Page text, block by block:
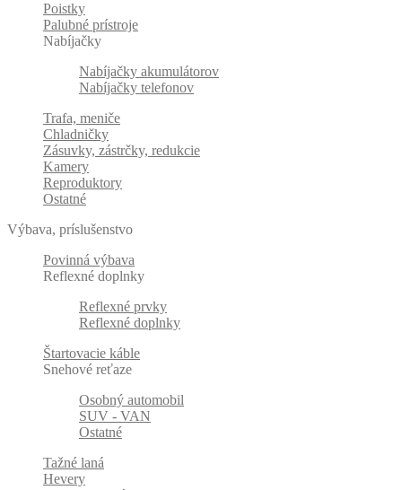
Poistky
Palubné prístroje
Nabíjačky
Nabíjačky akumulátorov
Nabíjačky telefonov
Trafa, meniče
Chladničky
Zásuvky, zástrčky, redukcie
Kamery
Reproduktory
Ostatné
Výbava, príslušenstvo
Povinná výbava
Reflexné doplnky
Reflexné prvky
Reflexné doplnky
Štartovacie káble
Snehové reťaze
Osobný automobil
SUV - VAN
Ostatné
Tažné laná
Hevery